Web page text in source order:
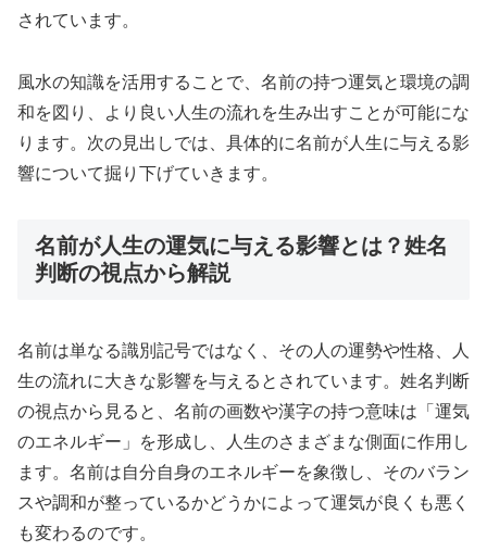
されています。
風水の知識を活用することで、名前の持つ運気と環境の調
和を図り、より良い人生の流れを生み出すことが可能にな
ります。次の見出しでは、具体的に名前が人生に与える影
響について掘り下げていきます。
名前が人生の運気に与える影響とは？姓名
判断の視点から解説
名前は単なる識別記号ではなく、その人の運勢や性格、人
生の流れに大きな影響を与えるとされています。姓名判断
の視点から見ると、名前の画数や漢字の持つ意味は「運気
のエネルギー」を形成し、人生のさまざまな側面に作用し
ます。名前は自分自身のエネルギーを象徴し、そのバラン
スや調和が整っているかどうかによって運気が良くも悪く
も変わるのです。